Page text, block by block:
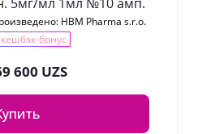
HBM Pharma s.r.o.
бонус
600 UZS